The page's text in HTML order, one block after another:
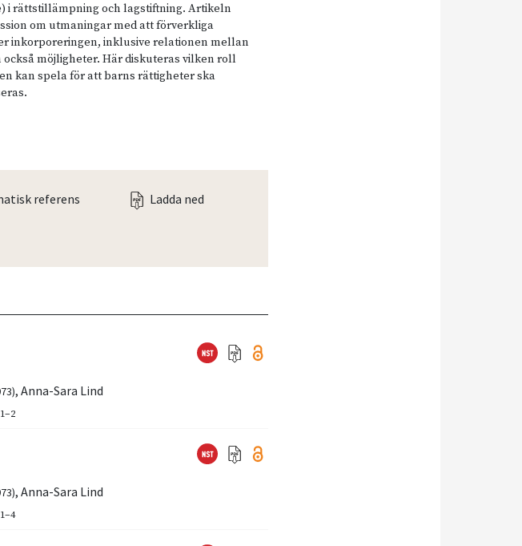
i rättstillämpning och lagstiftning. Artikeln
om utmaningar med att förverkliga
inkorporeringen, inklusive relationen mellan
möjligheter. Här diskuteras vilken roll
kan spela för att barns rättigheter ska
referens Ladda ned
,Anna-Sara Lind
,Anna-Sara Lind